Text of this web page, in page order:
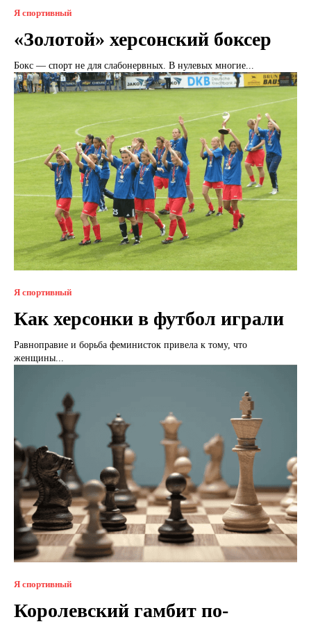
Я спортивный
«Золотой» херсонский боксер
Бокс — спорт не для слабонервных. В нулевых многие...
Я спортивный
Как херсонки в футбол играли
Равноправие и борьба феминисток привела к тому, что
женщины...
Я спортивный
Королевский гамбит по-